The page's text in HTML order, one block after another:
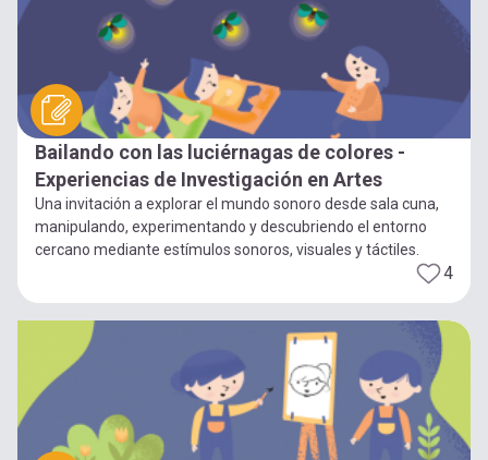
Bailando con las luciérnagas de colores -
Experiencias de Investigación en Artes
Una invitación a explorar el mundo sonoro desde sala cuna,
manipulando, experimentando y descubriendo el entorno
cercano mediante estímulos sonoros, visuales y táctiles.
4